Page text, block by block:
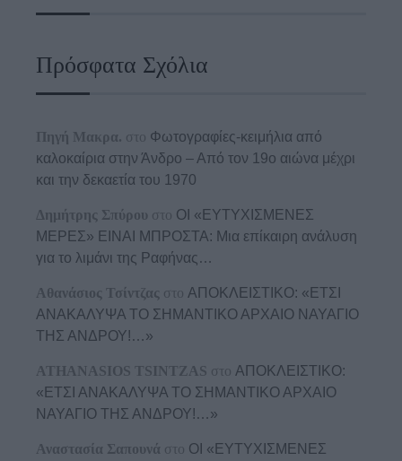
Πρόσφατα Σχόλια
Πηγή Μακρα. στο Φωτογραφίες-κειμήλια από
καλοκαίρια στην Άνδρο – Από τον 19ο αιώνα μέχρι
και την δεκαετία του 1970
Δημήτρης Σπύρου στο ΟΙ «ΕΥΤΥΧΙΣΜΕΝΕΣ
ΜΕΡΕΣ» ΕΙΝΑΙ ΜΠΡΟΣΤΑ: Μια επίκαιρη ανάλυση
για το λιμάνι της Ραφήνας…
Αθανάσιος Τσίντζας στο ΑΠΟΚΛΕΙΣΤΙΚΟ: «ΕΤΣΙ
ΑΝΑΚΑΛΥΨΑ ΤΟ ΣΗΜΑΝΤΙΚΟ ΑΡΧΑΙΟ ΝΑΥΑΓΙΟ
ΤΗΣ ΑΝΔΡΟΥ!…»
ATHANASIOS TSINTZAS στο ΑΠΟΚΛΕΙΣΤΙΚΟ:
«ΕΤΣΙ ΑΝΑΚΑΛΥΨΑ ΤΟ ΣΗΜΑΝΤΙΚΟ ΑΡΧΑΙΟ
ΝΑΥΑΓΙΟ ΤΗΣ ΑΝΔΡΟΥ!…»
Αναστασία Σαπουνά στο ΟΙ «ΕΥΤΥΧΙΣΜΕΝΕΣ